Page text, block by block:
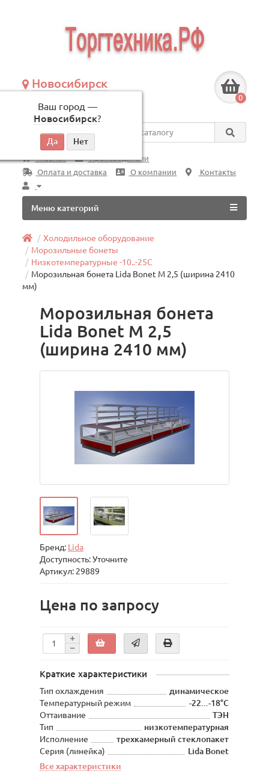
Новосибирск
Ваш город —
Новосибирск?
по будням, с 09:00 до 18:00
0
Везде
Главная
Производители
Оплата и доставка
О компании Контакты
Меню категорий
Холодильное оборудование
Морозильные бонеты
Низкотемпературные -10..-25C
Морозильная бонета Lida Bonet М 2,5 (ширина 2410
мм)
Морозильная бонета
Lida Bonet М 2,5
(ширина 2410 мм)
Бренд: Lida
Доступность: Уточните
Артикул: 29889
Цена по запросу
Краткие характеристики
Тип охлаждения
динамическое
Температурный режим
-22...-18°С
Оттаивание
ТЭН
Тип
низкотемпературная
Исполнение
трехкамерный стеклопакет
Серия (линейка)
Lida Bonet
Все характеристики